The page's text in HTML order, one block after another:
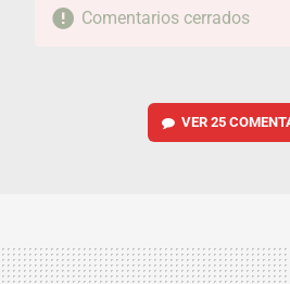
Comentarios cerrados
VER 25